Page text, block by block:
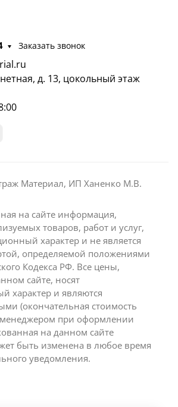
Заказать звонок
д. 13, цокольный этаж
Материал, ИП Ханенко М.В.
на сайте информация,
товаров, работ и услуг,
характер и не является
определяемой положениями
Кодекса РФ. Все цены,
сайте, носят
характер и являются
(окончательная стоимость
менеджером при оформлении
на данном сайте
быть изменена в любое время
уведомления.